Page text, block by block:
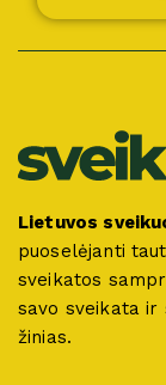
Lietuvos
puoselėjanti
sveikatos
savo sveikata ir
žinias.